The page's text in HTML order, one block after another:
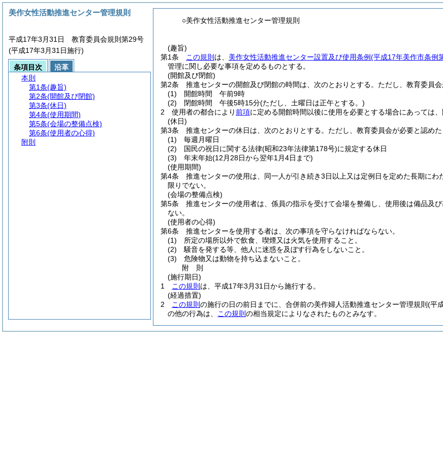
○美作女性活動推進センター管理規則
(趣旨)
第1条
この規則 は、 美作女性活動推進センター設置及び使用条例(平成17年美作市条例
管理に関し必要な事項を定めるものとする。
(開館及び閉館)
第2条
推進センターの開館及び閉館の時間は、次のとおりとする。 ただし、教育委員
(1)
開館時間 午前9時
(2)
閉館時間 午後5時15分(ただし、土曜日は正午とする。)
2
使用者の都合により前項に定める開館時間以後に使用を必要とする場合にあっては
(休日)
第3条
推進センターの休日は、次のとおりとする。 ただし、教育委員会が必要と認め
(1)
毎週月曜日
(2)
国民の祝日に関する法律(昭和23年法律第178号)に規定する休日
(3)
年末年始(12月28日から翌年1月4日まで)
(使用期間)
第4条
推進センターの使用は、同一人が引き続き3日以上又は定例日を定めた長期にわ
限りでない。
(会場の整備点検)
第5条
推進センターの使用者は、係員の指示を受けて会場を整備し、使用後は備品及
ない。
(使用者の心得)
第6条
推進センターを使用する者は、次の事項を守らなければならない。
(1)
所定の場所以外で飲食、喫煙又は火気を使用すること。
(2)
騒音を発する等、他人に迷惑を及ぼす行為をしないこと。
(3)
危険物又は動物を持ち込まないこと。
附 則
(施行期日)
1
この規則 は、平成17年3月31日から施行する。
(経過措置)
2
この規則 の施行の日の前日までに、合併前の美作婦人活動推進センター管理規則 (平
の他の行為は、
この規則 の相当規定によりなされたものとみなす。
美作女性活動推進センター管理規則
平成17年3月31日 教育委員会規則第29号
(平成17年3月31日施行)
条項目次
沿革
本則
第1条(趣旨)
第2条(開館及び閉館)
第3条(休日)
第4条(使用期間)
第5条(会場の整備点検)
第6条(使用者の心得)
附則